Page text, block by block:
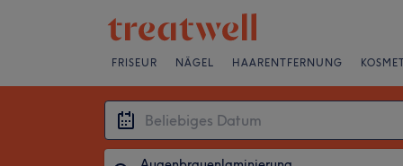
FRISEUR NÄGEL HAARENTFERNUNG